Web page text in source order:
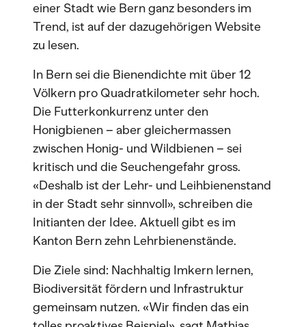
einer Stadt wie Bern ganz besonders im
Trend, ist auf der dazugehörigen Website
zu lesen.
In Bern sei die Bienendichte mit über 12
Völkern pro Quadratkilometer sehr hoch.
Die Futterkonkurrenz unter den
Honigbienen – aber gleichermassen
zwischen Honig- und Wildbienen – sei
kritisch und die Seuchengefahr gross.
«Deshalb ist der Lehr- und Leihbienenstand
in der Stadt sehr sinnvoll», schreiben die
Initianten der Idee. Aktuell gibt es im
Kanton Bern zehn Lehrbienenstände.
Die Ziele sind: Nachhaltig Imkern lernen,
Biodiversität fördern und Infrastruktur
gemeinsam nutzen. «Wir finden das ein